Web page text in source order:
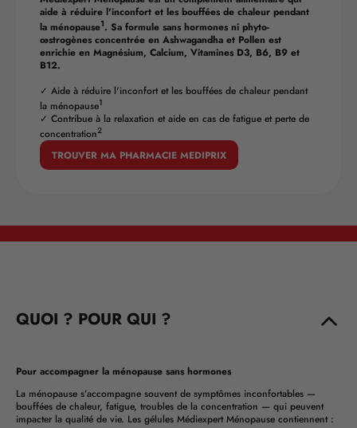
aide à réduire l'inconfort et les bouffées de chaleur pendant
la ménopause1. Sa formule sans hormones ni phyto-
œstrogènes concentrée en Ashwagandha et Pollen est
enrichie en Magnésium, Calcium, Vitamines D3, B6, B9 et
B12.
✓ Aide à réduire l'inconfort et les bouffées de chaleur pendant
la ménopause1
✓ Contribue à la relaxation et aide en cas de fatigue et perte de
concentration2
TROUVER MA PHARMACIE MEDIPRIX
QUOI ? POUR QUI ?
Pour accompagner la ménopause sans hormones
La ménopause s’accompagne souvent de symptômes inconfortables —
bouffées de chaleur, fatigue, troubles de la concentration — qui peuvent
impacter la qualité de vie. Les gélules Médiexpert Ménopause contiennent :